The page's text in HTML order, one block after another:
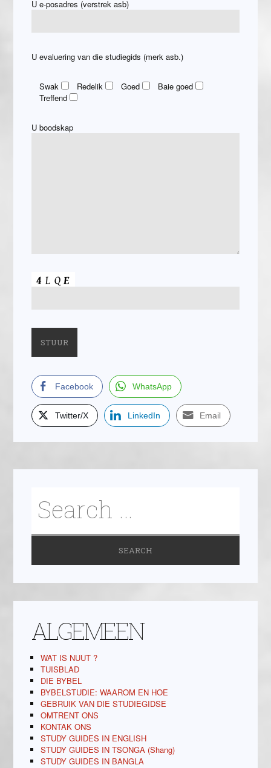
U e-posadres (verstrek asb)
U evaluering van die studiegids (merk asb.)
Swak Redelik Goed
Baie goed
Treffend
U boodskap
Facebook WhatsApp
Twitter/X LinkedIn Email
ALGEMEEN
WAT IS NUUT ?
TUISBLAD
DIE BYBEL
BYBELSTUDIE: WAAROM EN HOE
GEBRUIK VAN DIE STUDIEGIDSE
OMTRENT ONS
KONTAK ONS
STUDY GUIDES IN ENGLISH
STUDY GUIDES IN TSONGA (Shang)
STUDY GUIDES IN BANGLA